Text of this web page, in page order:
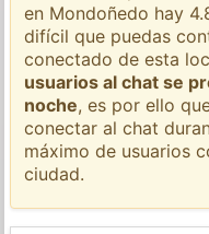
en Mondoñedo hay
difícil que puedas
conectado de esta
usuarios al chat se
noche, es por ello
conectar al chat
máximo de usuarios
ciudad.